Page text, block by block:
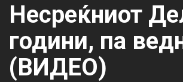
Несреќниот
години, па
(ВИДЕО)